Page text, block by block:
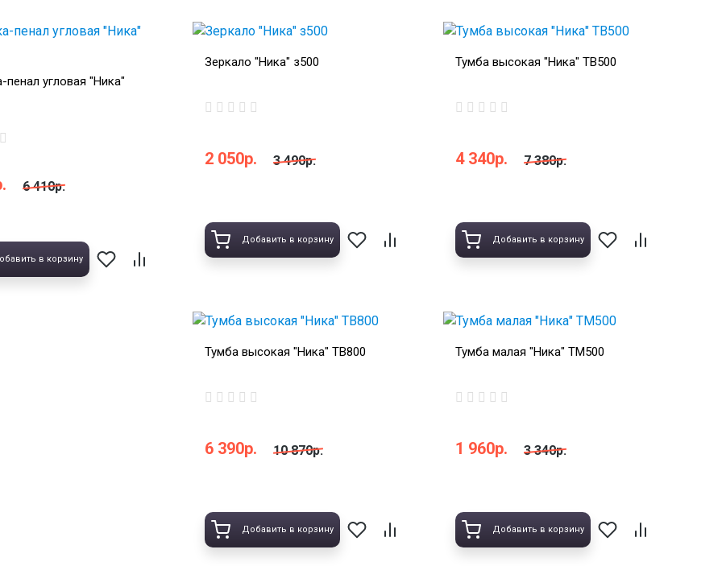
пенал угловая "Ника"
6 410р.
в корзину
Зеркало "Ника" з500
2 050р. 3 490р.
Добавить в корзину
Тумба высокая "Ника" ТВ500
4 340р. 7 380р.
Добавить в корзину
Тумба высокая "Ника" ТВ800
6 390р. 10 870р.
Добавить в корзину
Тумба малая "Ника" ТМ500
1 960р. 3 340р.
Добавить в корзину